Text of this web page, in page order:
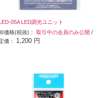
05A LED調光ユニット
価格(税抜)：取引中の会員のみ公開 /
価： 1,200 円